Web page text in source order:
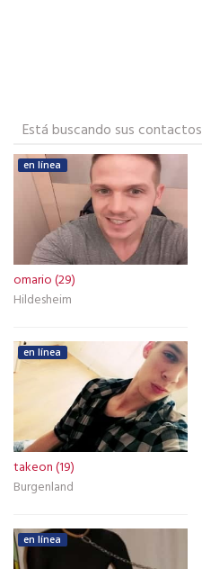
Está buscando sus contactos
en línea
omario (29)
Hildesheim
en línea
takeon (19)
Burgenland
en línea